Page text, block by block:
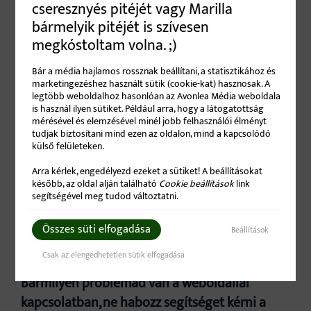
(hétközben 9-17h között)!
Vedd fel velem a kapcsolatot a
oldalsegítségével!
Írj e-mailtinformacio kukac
avonleamedia.comcímre!
Lépj velem kapcsolatbaFacebook
oldalamonkeresztül!
Készséggel állok rendelkezésedre telefonon
vagy írásban. Írásbeli megkeresésére akár
kaphatsz, telefonos megkereséseidet hétközben
tudom fogadni.
Bármilyen problémád van a weboldallal
kapcsolatban, ne habozz segítséget kérni a
cseresznyés pitéjét vagy Marilla
bármelyik pitéjét is szívesen
megkóstoltam volna. ;)
Bár a média hajlamos rossznak beállítani, a statisztikához és
marketingezéshez használt sütik (cookie-kat) hasznosak. A
legtöbb weboldalhoz hasonlóan az Avonlea Média weboldala
is használ ilyen sütiket. Például arra, hogy a látogatottság
mérésével és elemzésével minél jobb felhasználói élményt
tudjak biztosítani mind ezen az oldalon, mind a kapcsolódó
külső felületeken.
Arra kérlek, engedélyezd ezeket a sütiket! A beállításokat
később, az oldal alján található Cookie beállításoklink
segítségével meg tudod változtatni.
Összes süti elfogadása
Beállítások
Csak az elengedhetetlen sütik elfogadása